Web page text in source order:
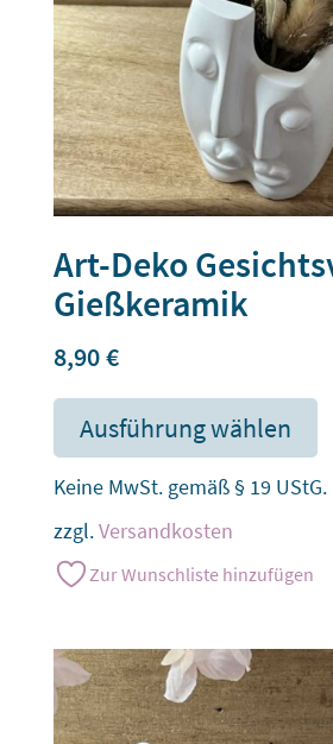
Art-Deko
Gießkeramik
8,90€
Ausführung wählen
Keine MwSt. gemäß § 19 UStG.
zzgl.Versandkosten
Zur Wunschliste hinzufügen